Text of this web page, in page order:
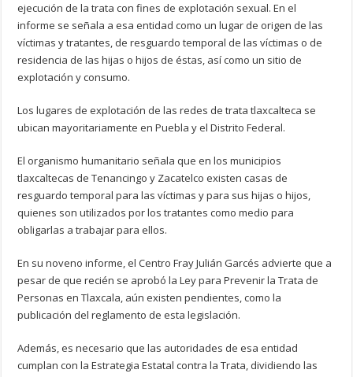
ejecución de la trata con fines de explotación sexual. En el
informe se señala a esa entidad como un lugar de origen de las
víctimas y tratantes, de resguardo temporal de las víctimas o de
residencia de las hijas o hijos de éstas, así como un sitio de
explotación y consumo.
Los lugares de explotación de las redes de trata tlaxcalteca se
ubican mayoritariamente en Puebla y el Distrito Federal.
El organismo humanitario señala que en los municipios
tlaxcaltecas de Tenancingo y Zacatelco existen casas de
resguardo temporal para las víctimas y para sus hijas o hijos,
quienes son utilizados por los tratantes como medio para
obligarlas a trabajar para ellos.
En su noveno informe, el Centro Fray Julián Garcés advierte que a
pesar de que recién se aprobó la Ley para Prevenir la Trata de
Personas en Tlaxcala, aún existen pendientes, como la
publicación del reglamento de esta legislación.
Además, es necesario que las autoridades de esa entidad
cumplan con la Estrategia Estatal contra la Trata, dividiendo las